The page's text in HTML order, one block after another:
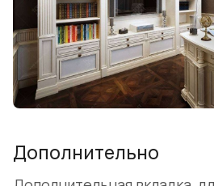
Дополнительно